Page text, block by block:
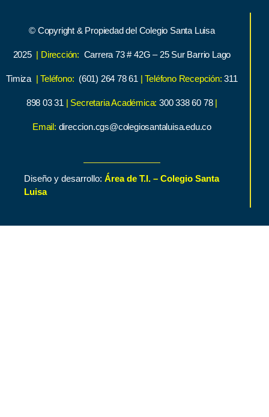
© Copyright & Propiedad del Colegio Santa Luisa
2025 | Dirección: Carrera 73 # 42G – 25 Sur Barrio Lago
Timiza | Teléfono: (601) 264 78 61 | Teléfono Recepción: 311
898 03 31 | Secretaria Académica:300 338 60 78 |
Email: direccion.cgs@colegiosantaluisa.edu.co
Diseño y desarrollo: Área de T.I. – Colegio Santa
Luisa